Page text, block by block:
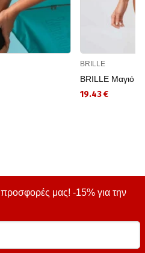
BRILLE
BRILLE Μαγιό
19.43 €
προσφορές μας! -15% για την